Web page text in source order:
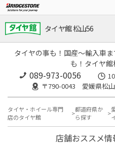
タイヤ館 松山56
タイヤの事も！国産～輸入車
も！タイヤ館
089-973-0056
〒790-0043 愛媛県松
タイヤ・ホイール専門
店のタイヤ館
都道府県か
ら探す
店舗おススメ